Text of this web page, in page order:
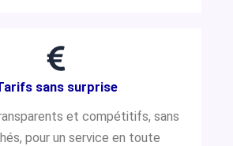
sans surprise
et compétitifs, sans
pour un service en toute